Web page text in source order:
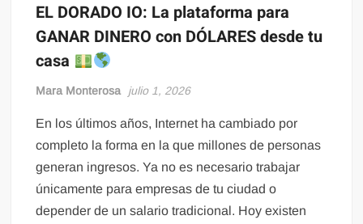
EL DORADO IO: La plataforma para
GANAR DINERO con DÓLARES desde tu
casa
Mara Monterosa julio 1, 2026
En los últimos años, Internet ha cambiado por
completo la forma en la que millones de personas
generan ingresos. Ya no es necesario trabajar
únicamente para empresas de tu ciudad o
depender de un salario tradicional. Hoy existen